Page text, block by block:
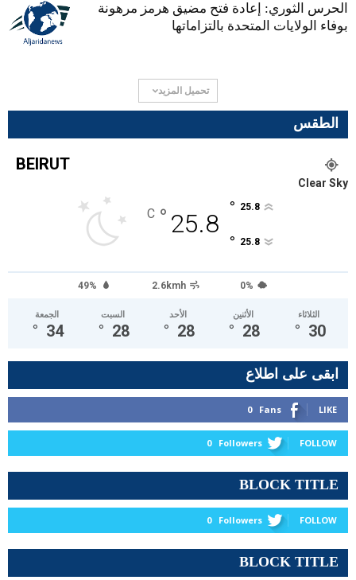
الحرس الثوري: إعادة فتح مضيق هرمز مرهونة
بوفاء الولايات المتحدة بالتزاماتها
تحميل المزيد
الطقس
BEIRUT
Clear Sky
25.8
°
C 25.8
°
25.8
°
49% 2.6kmh 0%
الجمعة
34
°
السبت
28
°
الأحد
28
°
الأثنين
28
°
الثلاثاء
30
°
ابقى على اطلاع
0 Fans LIKE
0 Followers FOLLOW
BLOCK TITLE
0 Followers FOLLOW
BLOCK TITLE